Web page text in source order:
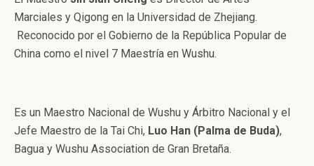
Marciales y Qigong en la Universidad de Zhejiang.
Reconocido por el Gobierno de la República Popular de
China como el nivel 7 Maestría en Wushu.
Es un Maestro Nacional de Wushu y Árbitro Nacional y el
Jefe Maestro de la Tai Chi, Luo Han (Palma de Buda),
Bagua y Wushu Association de Gran Bretaña.